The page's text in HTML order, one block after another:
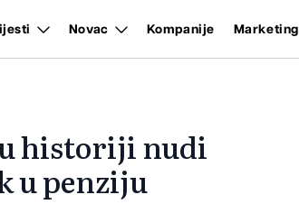
Novac Kompanije Marketing
historiji nudi
u penziju